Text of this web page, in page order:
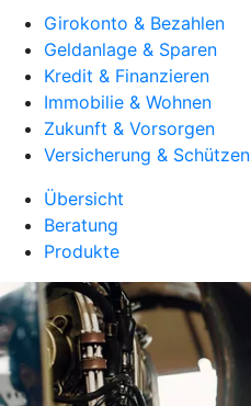
Girokonto & Bezahlen
Geldanlage & Sparen
Kredit & Finanzieren
Immobilie & Wohnen
Zukunft & Vorsorgen
Versicherung & Schützen
Übersicht
Beratung
Produkte